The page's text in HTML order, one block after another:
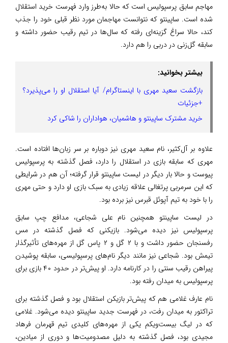
مهاجم سابق پرسپولیس است که حالا به‌طرز وارد فهرست خرید استقلال
شده است. ساپینتو که نتوانست مهاجمان مورد نظر قبلی خود را جذب
کند، حالا سراغ گزینه‌ای رفته که سال‌ها در تیم رقیب حضور داشته و
سابقه گل‌زنی در دربی را هم دارد.
بیشتر بخوانید:
بازگشت سعید مهری با اینستاگرام/ آیا استقلال او را می‌پذیرد؟
+جزئیات
خرید مشترک ساپینتو و هاشمیان، هواداران را شاکی کرد
علاوه بر آل‌کثیر، نام سعید مهری نیز دوباره بر سر زبان‌ها افتاده است.
مهری که سابقه بازی در استقلال را دارد، فصل گذشته به پرسپولیس
پیوست و حالا بار دیگر در لیست ساپینتو قرار گرفته؛ آن هم در شرایطی
که این سرمربی پرتغالی علاقه زیادی به سبک بازی او دارد و حتی مهری
را با خود به تیم آپوئل قبرس نیز برده بود.
در لیست ساپینتو همچنین نام علی شجاعی، مدافع چپ سابق
پرسپولیس نیز دیده می‌شود. بازیکنی که فصل گذشته در مس
رفسنجان حضور داشت و با ۲ گل و ۲ پاس گل از مهره‌های تأثیرگذار
تیمش بود. شجاعی نیز مانند دیگر نام‌های پرسپولیسی، سابقه پوشیدن
پیراهن رقیب سنتی را در کارنامه دارد. او پیش‌تر در حدود ۴۰ بازی برای
پرسپولیس به میدان رفته بود.
نام عارف غلامی هم که پیش‌تر بازیکن استقلال بود و فصل گذشته برای
تراکتور به میدان رفت، در فهرست جدید ساپینتو دیده می‌شود. غلامی
که در لیگ بیست‌ویکم یکی از مهره‌های کلیدی تیم قهرمان فرهاد
مجیدی بود، فصل گذشته به دلیل مصدومیت‌ها و دوری از میادین،